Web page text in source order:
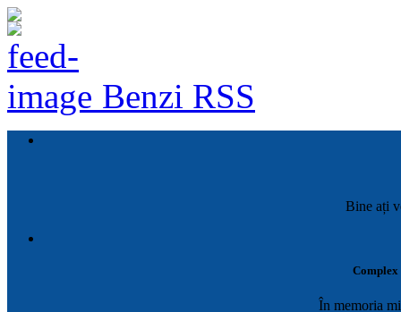
Benzi RSS
Bine ați
În memoria